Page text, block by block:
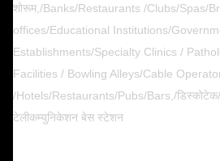
शोरूम,/Banks/Restaurants /Clubs/Spas/
offices/Educational Institutions/
Establishments/Specialty Clinics /
Facilities / Bowling Alleys/Cable
/Hotels/Restaurants/Pubs/Bars,/
टेलीकम्युनिकेशन बेस स्टेशन